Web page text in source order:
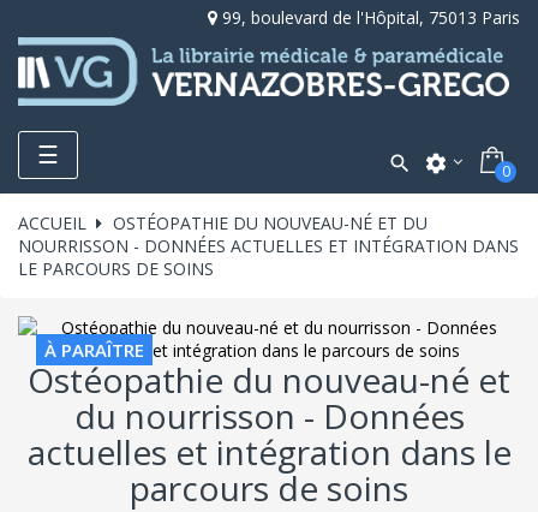
99, boulevard de l'Hôpital, 75013 Paris
Toggle
navigation
☰  settings 0
ACCUEIL
OSTÉOPATHIE DU NOUVEAU-NÉ ET DU
NOURRISSON - DONNÉES ACTUELLES ET INTÉGRATION DANS
LE PARCOURS DE SOINS
À PARAÎTRE
Ostéopathie du nouveau-né et
du nourrisson - Données
actuelles et intégration dans le
parcours de soins